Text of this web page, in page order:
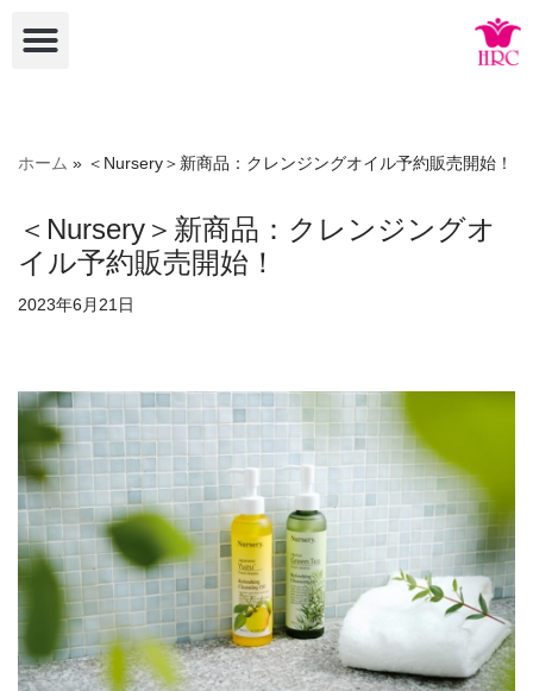
ツ
ス
キ
ホーム » ＜Nursery＞新商品：クレンジングオイル予約販売開始！
＜Nursery＞新商品：クレンジングオ
イル予約販売開始！
2023年6月21日